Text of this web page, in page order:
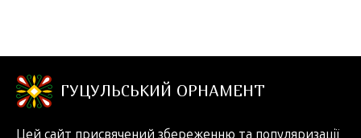
ГУЦУЛЬСЬКИЙ ОРНАМЕНТ
Цей сайт присвячений збереженню та популяризації